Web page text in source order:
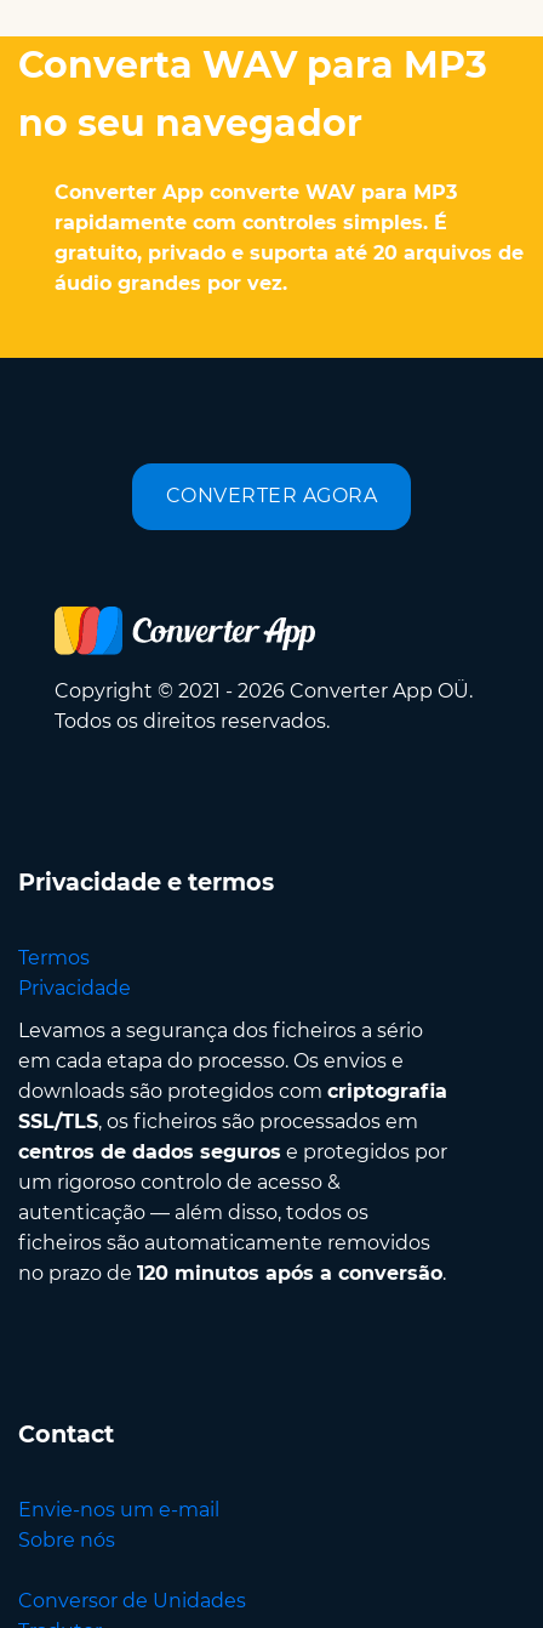
Converta WAV para MP3
no seu navegador
Converter App converte WAV para MP3
rapidamente com controles simples. É
gratuito, privado e suporta até 20 arquivos de
áudio grandes por vez.
CONVERTER AGORA
Copyright © 2021 - 2026 Converter App OÜ.
Todos os direitos reservados.
Privacidade e termos
Termos
Privacidade
Levamos a segurança dos ficheiros a sério
em cada etapa do processo. Os envios e
downloads são protegidos com criptografia
SSL/TLS, os ficheiros são processados em
centros de dados seguros e protegidos por
um rigoroso controlo de acesso &
autenticação — além disso, todos os
ficheiros são automaticamente removidos
no prazo de 120 minutos após a conversão.
Contact
Envie-nos um e-mail
Sobre nós
Conversor de Unidades